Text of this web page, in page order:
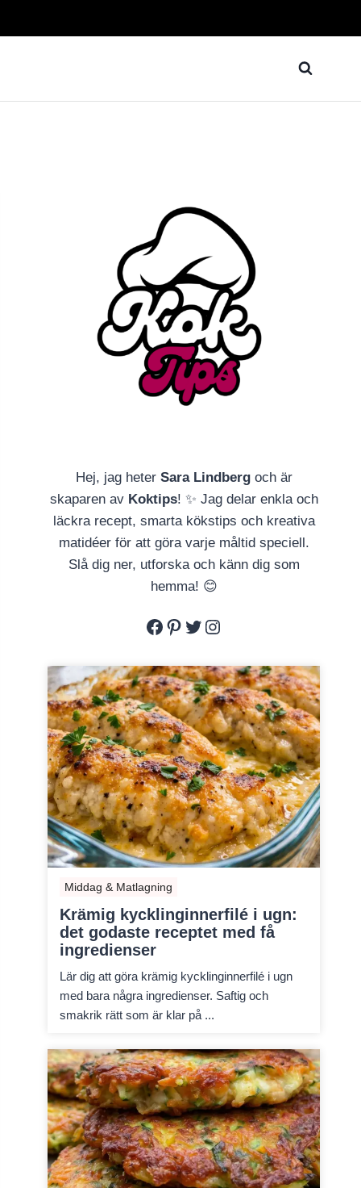
Hej, jag heter Sara Lindbergoch är
skaparen av Koktips! ✨ Jag delar enkla och
läckra recept, smarta kökstips och kreativa
matidéer för att göra varje måltid speciell.
Slå dig ner, utforska och känn dig som
hemma! 😊
Facebook
Pinterest
Twitter
Instagram
Middag & Matlagning
Krämig kycklinginnerfilé i ugn:
det godaste receptet med få
ingredienser
Lär dig att göra krämig kycklinginnerfilé i ugn
med bara några ingredienser. Saftig och
smakrik rätt som är klar på ...